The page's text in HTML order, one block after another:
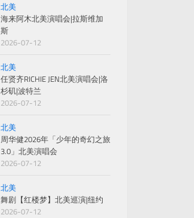
北美
海来阿木北美演唱会|拉斯维加
斯
2026-07-12
北美
任贤齐RICHIE JEN北美演唱会|洛
杉矶|波特兰
2026-07-12
北美
周华健2026年「少年的奇幻之旅
3.0」北美演唱会
2026-07-12
北美
舞剧【红楼梦】北美巡演|纽约
2026-07-12